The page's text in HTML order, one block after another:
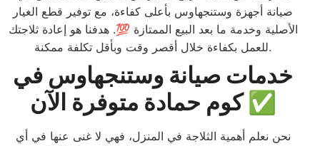
صيانة أجهزة وستنجهاوس بأعلى كفاءة، مع توفير قطع الغيار
الأصلية وخدمة ما بعد البيع الممتازة 💯. هدفنا هو إعادة ثلاجتك
للعمل بكفاءة خلال أقصر وقت وبأقل تكلفة ممكنة.
خدمات صيانة وستنجهاوس في
كوم حمادة متوفرة الآن ✅
نحن نعلم أهمية الثلاجة في المنزل، فهي لا غنى عنها في أي